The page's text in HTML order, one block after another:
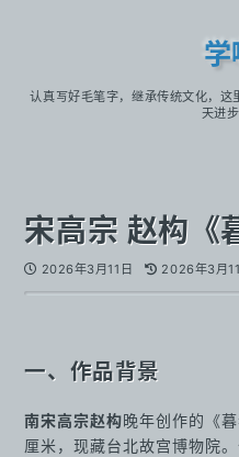
学
认真写好毛笔字，继承传统文化，
天进
宋高宗 赵构《
2026年3月11日 2026年3月
一、作品背景
南宋高宗赵构晚年创作的《
厘米，现藏台北故宫博物院